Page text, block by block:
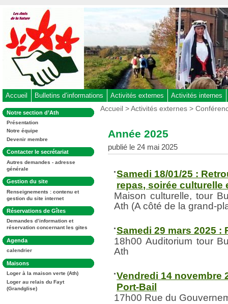
au
contenu
-
Aller
au
menu
-
à
la
recherche
Accueil Bulletins d’informations Activités externes Activités internes
Dans
la
rubrique
:
Notre section d’Ath
Présentation
Notre équipe
Devenir membre
Dans
la
rubrique
:
Contacter le secrétariat
Autres demandes - adresse
générale
Dans
la
rubrique
:
Gestion du site
Renseignements : contenu et
gestion du site internet
Dans
la
rubrique
:
Réservations de Gîtes
Demandes d’information et
réservation concernant les gites
Dans
la
rubrique
:
Agenda
calendrier
Dans
la
rubrique
:
Maisons
Loger à la maison verte (Ath)
Loger au relais du Fayt
(Grandglise)
Vous
Accueil >Activités externes >
Année 2025
publié le 24 mai 2025
Samedi 18/01/25 :
repas, soirée culturelle
Maison culturelle, tour
Ath (A côté de la grand-
Samedi 29 mars 2025
18h00 Auditorium tour
Ath
Vendredi 14 novembre
Port-Bail
17h00 Rue du